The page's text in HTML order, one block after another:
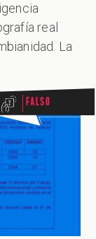
real
La
Falso